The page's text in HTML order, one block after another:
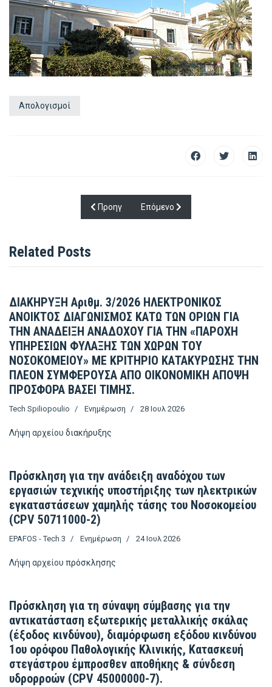
Απολογισμοί
Προηγούμενο άρθρο: ΗΛΕΚΤΡΟΝΙΚΟΣ
Προηγ Επόμενο άρθρο: ΔΙΑΚΗΡΥΞΗ
Επόμενο
Related Posts
ΔΙΑΚΗΡΥΞΗ Αριθμ. 3/2026 ΗΛΕΚΤΡΟΝΙΚΟΣ
ΑΝΟΙΚΤΟΣ ΔΙΑΓΩΝΙΣΜΟΣ ΚΑΤΩ ΤΩΝ ΟΡΙΩΝ ΓΙΑ
ΤΗΝ ΑΝΑΔΕΙΞΗ ΑΝΑΔΟΧΟΥ ΓΙΑ ΤΗΝ «ΠΑΡΟΧΗ
ΥΠΗΡΕΣΙΩΝ ΦΥΛΑΞΗΣ ΤΩΝ ΧΩΡΩΝ ΤΟΥ
ΝΟΣΟΚΟΜΕΙΟΥ» ΜΕ ΚΡΙΤΗΡΙΟ ΚΑΤΑΚΥΡΩΣΗΣ ΤΗΝ
ΠΛΕΟΝ ΣΥΜΦΕΡΟΥΣΑ ΑΠΟ ΟΙΚΟΝΟΜΙΚΗ ΑΠΟΨΗ
ΠΡΟΣΦΟΡΑ ΒΑΣΕΙ ΤΙΜΗΣ.
Tech Spiliopoulio Ενημέρωση 28 Ιουλ 2026
Λήψη αρχείου διακήρυξης
Πρόσκληση για την ανάδειξη αναδόχου των
εργασιών τεχνικής υποστήριξης των ηλεκτρικών
εγκαταστάσεων χαμηλής τάσης του Νοσοκομείου
(CPV 50711000-2)
EPAFOS - Tech 3 Ενημέρωση 24 Ιουλ 2026
Λήψη αρχείου πρόσκλησης
Πρόσκληση για τη σύναψη σύμβασης για την
αντικατάσταση εξωτερικής μεταλλικής σκάλας
(έξοδος κινδύνου), διαμόρφωση εξόδου κινδύνου
1ου ορόφου Παθολογικής Κλινικής, Κατασκευή
στεγάστρου έμπροσθεν αποθήκης & σύνδεση
υδρορροών (CPV 45000000-7).